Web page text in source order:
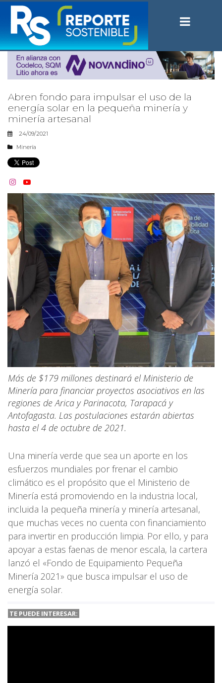
Abren fondo para impulsar el uso de la
energía solar en la pequeña minería y
minería artesanal
24/09/2021
Minería
 
Más de $179 millones destinará el Ministerio de
Minería para financiar proyectos asociativos en las
regiones de Arica y Parinacota, Tarapacá y
Antofagasta. Las postulaciones estarán abiertas
hasta el 4 de octubre de 2021.
Una minería verde que sea un aporte en los
esfuerzos mundiales por frenar el cambio
climático es el propósito que el Ministerio de
Minería está promoviendo en la industria local,
incluida la pequeña minería y minería artesanal,
que muchas veces no cuenta con financiamiento
para invertir en producción limpia. Por ello, y para
apoyar a estas faenas de menor escala, la cartera
lanzó el «Fondo de Equipamiento Pequeña
Minería 2021» que busca impulsar el uso de
energía solar.
TE PUEDE INTERESAR: